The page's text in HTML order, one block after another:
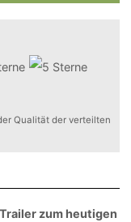
Qualität der verteilten
zum heutigen